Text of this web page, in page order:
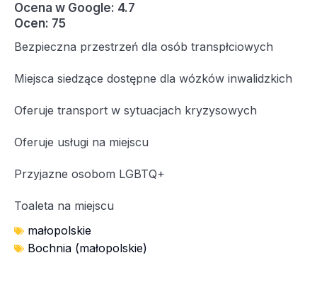
Ocena w Google: 4.7
Ocen: 75
Bezpieczna przestrzeń dla osób transpłciowych
Miejsca siedzące dostępne dla wózków inwalidzkich
Oferuje transport w sytuacjach kryzysowych
Oferuje usługi na miejscu
Przyjazne osobom LGBTQ+
Toaleta na miejscu
małopolskie
Bochnia (małopolskie)